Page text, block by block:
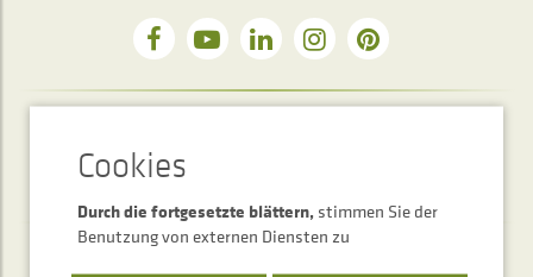
+34 948 563 511
Durch die fortgesetzte blättern, stimmen Sie der
Benutzung von externen Diensten zu